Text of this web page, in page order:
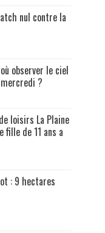
nul contre la
observer le ciel
?
loisirs La Plaine
fille de 11 ans a
: 9 hectares